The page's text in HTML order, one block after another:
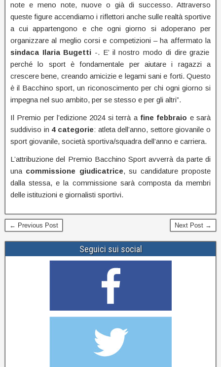
note e meno note, nuove o già di successo. Attraverso
queste figure accendiamo i riflettori anche sulle realtà sportive
a cui appartengono e che ogni giorno si adoperano per
organizzare al meglio corsi e competizioni – ha affermato la
sindaca Ilaria Bugetti -. E’ il nostro modo di dire grazie
perché lo sport è fondamentale per aiutare i ragazzi a
crescere bene, creando amicizie e legami sani e forti. Questo
è il Bacchino sport, un riconoscimento per chi ogni giorno si
impegna nel suo ambito, per se stesso e per gli altri”.
Il Premio per l’edizione 2024 si terrà a fine febbraio e sarà
suddiviso in 4 categorie: atleta dell’anno, settore giovanile o
sport giovanile, società sportiva/squadra dell’anno e carriera.
L’attribuzione del Premio Bacchino Sport avverrà da parte di
una commissione giudicatrice, su candidature proposte
dalla stessa, e la commissione sarà composta da membri
delle istituzioni e giornalisti sportivi.
← Previous Post Next Post →
Seguici sui social